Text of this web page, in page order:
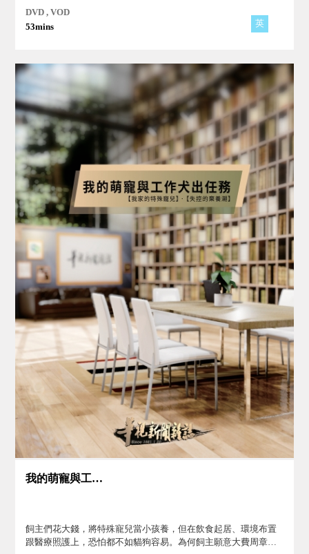
的理念，大力推廣單一稅制度，做為對鍍金時代諸如卡內基家
DVD , VOD
53mins
英
我的萌寵與工作犬出任務
飼主們花大錢，將特殊寵兒當小孩養，但在飲食起居、環境布置
跟醫療照護上，恐怕都不如貓狗容易。為何飼主願意大費周章？